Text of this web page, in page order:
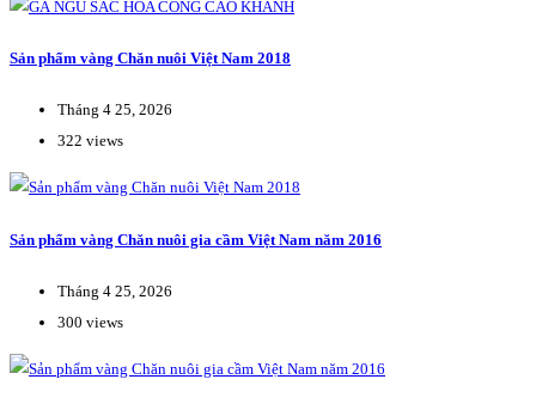
Sản phẩm vàng Chăn nuôi Việt Nam 2018
Tháng 4 25, 2026
322 views
Sản phẩm vàng Chăn nuôi gia cầm Việt Nam năm 2016
Tháng 4 25, 2026
300 views